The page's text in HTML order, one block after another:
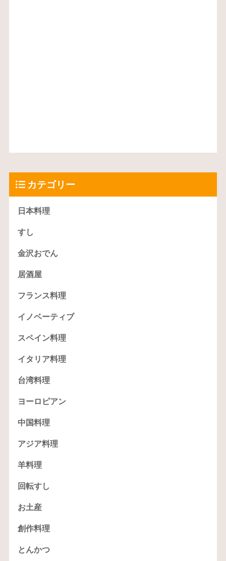
カテゴリー
日本料理
すし
金沢おでん
居酒屋
フランス料理
イノベーティブ
スペイン料理
イタリア料理
台湾料理
ヨーロピアン
中国料理
アジア料理
羊料理
回転すし
お土産
創作料理
とんかつ